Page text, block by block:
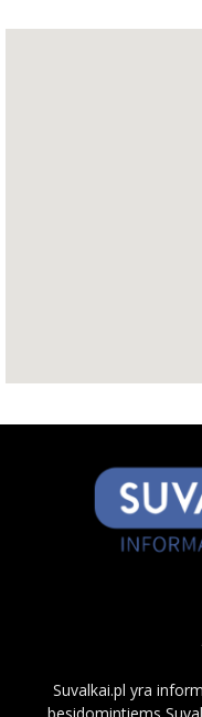
Suvalkai.pl yra